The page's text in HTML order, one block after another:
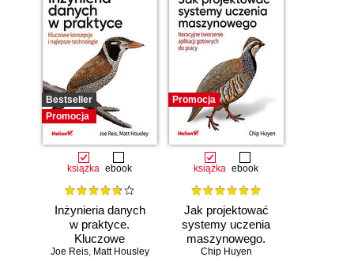
Bestseller
Promocja
książka ebook
Inżynieria danych
w praktyce.
Kluczowe
koncepcje i
Joe Reis, Matt Housley
Promocja
książka ebook
Jak projektować
systemy uczenia
maszynowego.
Iteracyjne
Chip Huyen